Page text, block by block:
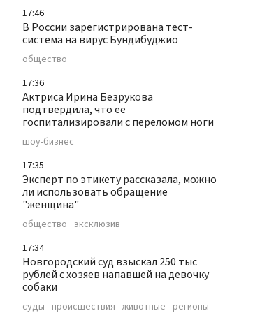
17:46
В России зарегистрирована тест-
система на вирус Бундибуджио
общество
17:36
Актриса Ирина Безрукова
подтвердила, что ее
госпитализировали с переломом ноги
шоу-бизнес
17:35
Эксперт по этикету рассказала, можно
ли использовать обращение
"женщина"
общество эксклюзив
17:34
Новгородский суд взыскал 250 тыс
рублей с хозяев напавшей на девочку
собаки
суды происшествия животные регионы